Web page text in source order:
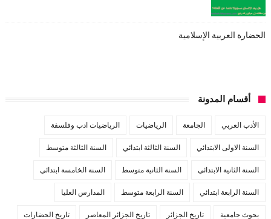
الحضارة العربية الإسلامية
أقسام المدونة
الأدب العربي الجامعة الرياضيات الرياضيات ادب وفلسفة
السنة الاولى الابتدائي السنة الثالثة ابتدائي السنة الثالثة متوسط
السنة الثانية الابتدائي السنة الثانية متوسط السنة الخامسة ابتدائي
السنة الرابعة ابتدائي السنة الرابعة متوسط المدارس العليا
بحوث جامعية تاريخ الجزائر تاريخ الجزائر المعاصر تاريخ الحضارات